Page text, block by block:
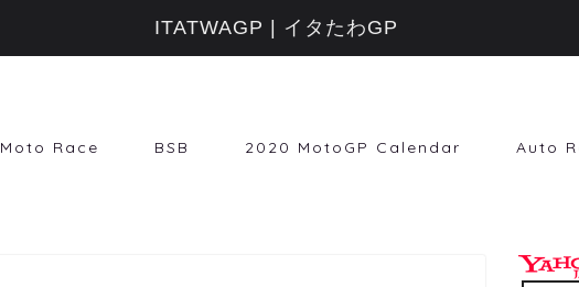
Moto Race BSB 2020 MotoGP Calendar Auto
ITATWAGP | イタたわGP